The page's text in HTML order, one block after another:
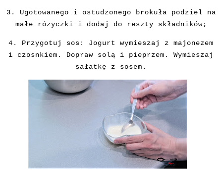
3. Ugotowanego i ostudzonego brokuła podziel na
małe różyczki i dodaj do reszty składników;
4. Przygotuj sos: Jogurt wymieszaj z majonezem
i czosnkiem. Dopraw solą i pieprzem. Wymieszaj
sałatkę z sosem.